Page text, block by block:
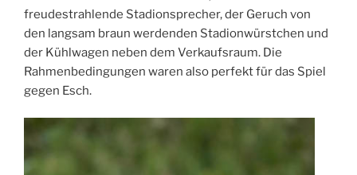
freudestrahlende Stadionsprecher, der Geruch von
den langsam braun werdenden Stadionwürstchen und
der Kühlwagen neben dem Verkaufsraum. Die
Rahmenbedingungen waren also perfekt für das Spiel
gegen Esch.